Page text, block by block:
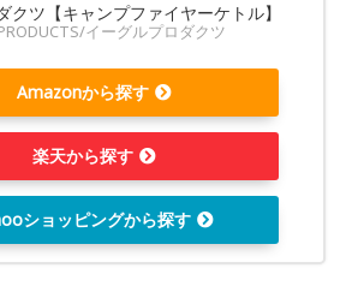
クツ【キャンプファイヤーケトル】
イーグルプロダクツ
Amazonから探す
楽天から探す
ショッピングから探す